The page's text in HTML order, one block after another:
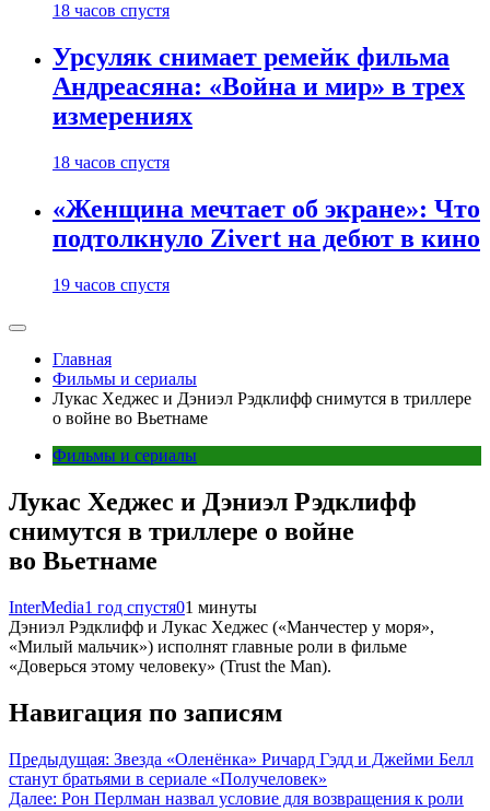
18 часов спустя
Урсуляк снимает ремейк фильма
Андреасяна: «Война и мир» в трех
измерениях
18 часов спустя
«Женщина мечтает об экране»: Что
подтолкнуло Zivert на дебют в кино
19 часов спустя
Главная
Фильмы и сериалы
Лукас Хеджес и Дэниэл Рэдклифф снимутся в триллере
о войне во Вьетнаме
Фильмы и сериалы
Лукас Хеджес и Дэниэл Рэдклифф
снимутся в триллере о войне
во Вьетнаме
InterMedia1 год спустя01 минуты
Дэниэл Рэдклифф и Лукас Хеджес («Манчестер у моря»,
«Милый мальчик») исполнят главные роли в фильме
«Доверься этому человеку» (Trust the Man).
Навигация по записям
Предыдущая: Звезда «Оленёнка» Ричард Гэдд и Джейми Белл
станут братьями в сериале «Получеловек»
Далее: Рон Перлман назвал условие для возвращения к роли